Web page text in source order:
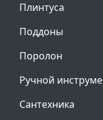
Плинтуса
Поддоны
Поролон
Ручной
Сантехника